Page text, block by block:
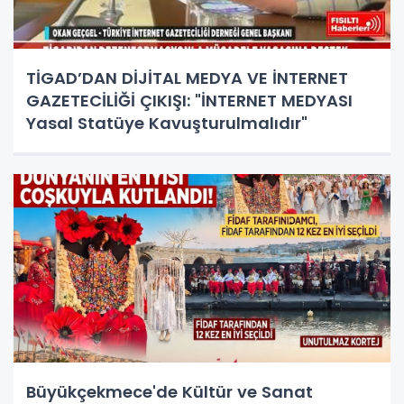
TİGAD’DAN DİJİTAL MEDYA VE İNTERNET
GAZETECİLİĞİ ÇIKIŞI: "İNTERNET MEDYASI
Yasal Statüye Kavuşturulmalıdır"
Büyükçekmece'de Kültür ve Sanat